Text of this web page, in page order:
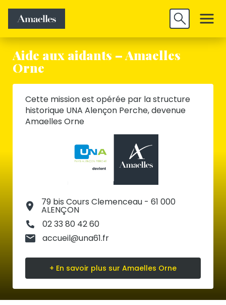
Découvrir
Aide aux aidants – Amaelles
Orne
Cette mission est opérée par la structure
historique UNA Alençon Perche, devenue
Amaelles Orne
79 bis Cours Clemenceau - 61 000
ALENÇON
02 33 80 42 60
accueil@una61.fr
+ En savoir plus sur Amaelles Orne